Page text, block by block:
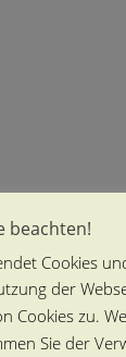
beachten!
Cookies
der
Cookies zu.
Sie der